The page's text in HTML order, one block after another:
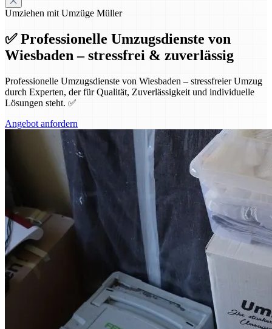
Umziehen mit Umzüge Müller
✅ Professionelle Umzugsdienste von
Wiesbaden – stressfrei & zuverlässig
Professionelle Umzugsdienste von Wiesbaden – stressfreier Umzug
durch Experten, der für Qualität, Zuverlässigkeit und individuelle
Lösungen steht. ✅
Angebot anfordern